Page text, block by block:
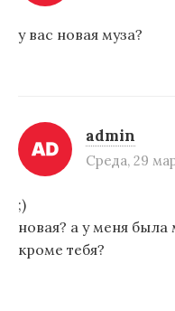
у вас новая муза?
admin
Среда, 29
;)
новая? а у меня была
кроме тебя?